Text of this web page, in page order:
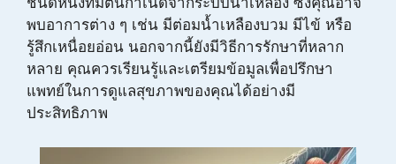
พบอาการต่าง ๆ เช่น มีต่อมน้ำเหลืองบวม มีไข้ หรือ
รู้สึกเหนื่อยอ่อน นอกจากนี้ยังมีวิธีการรักษาที่หลาก
หลาย คุณควรเรียนรู้และเตรียมข้อมูลเพื่อปรึกษา
แพทย์ในการดูแลสุขภาพของคุณได้อย่างมี
ประสิทธิภาพ